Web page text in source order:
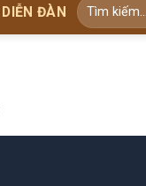
DIỄN ĐÀN